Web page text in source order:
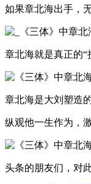
如果章北海出手，
章北海就是真正的“
章北海是大刘塑造
纵观他一生作为，
头条的朋友们，对